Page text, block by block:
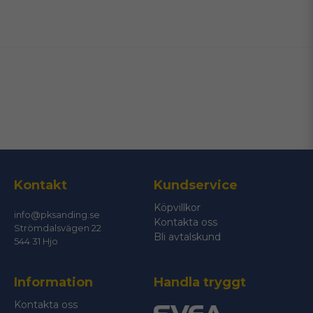
Ja, ni får publicera min fråga
Skicka fråga
Kontakt
info@pksanding.se
Strömdalsvägen 22
544 31 Hjo
Kundservice
Köpvillkor
Kontakta oss
Bli avtalskund
Information
Kontakta oss
Handla tryggt